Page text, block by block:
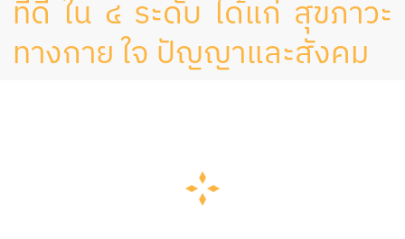
ที่ดี ใน ๔ ระดับ ได้แก่ สุขภาวะ
ทางกาย ใจ ปัญญาและสังคม